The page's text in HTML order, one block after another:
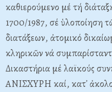
καθιερούμενο μέ τή
1700/1987, σέ ὑλοποίηση
διατάξεων, ἀτομικό
κληρικῶν νά
Δικαστήρια μέ λαϊκούς
ANIΣXYPH καί, κατ᾽